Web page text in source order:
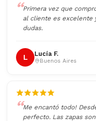
Primera vez que
al cliente es excelente
dudas.
L Lucía F.
Buenos Aires
Me encantó todo!
perfecto. Las zapas